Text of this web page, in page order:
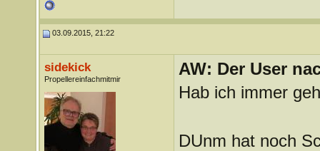
03.09.2015, 21:22
sidekick
Propellereinfachmitmir
AW: Der User
Hab ich immer
DUnm hat noch